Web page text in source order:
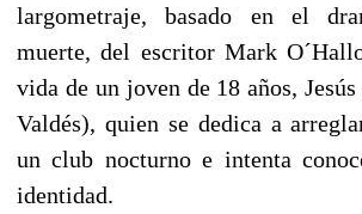
largometraje, basado en el
muerte, del escritor Mark
vida de un joven de 18 años,
Valdés), quien se dedica a
un club nocturno e intenta
identidad.